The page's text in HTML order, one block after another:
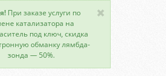
При заказе услуги по
катализатора на
под ключ, скидка
обманку лямбда-
зонда — 50%.